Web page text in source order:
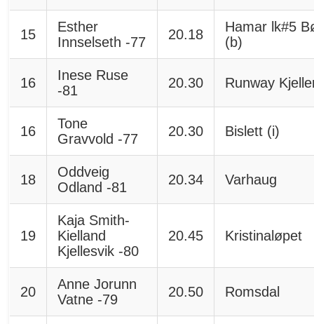
15
Esther
Innselseth -77
20.18
Hamar lk#5
(b)
16
Inese Ruse
-81
20.30 Runway
16
Tone
Gravvold -77
20.30 Bislett (i)
18
Oddveig
Odland -81
20.34 Varhaug
19
Kaja Smith-
Kielland
Kjellesvik -80
20.45 Kristinaløpet
20
Anne Jorunn
Vatne -79
20.50 Romsdal